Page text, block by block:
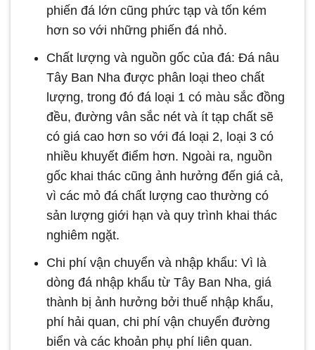
phiến đá lớn cũng phức tạp và tốn kém
hơn so với những phiến đá nhỏ.
Chất lượng và nguồn gốc của đá: Đá nâu
Tây Ban Nha được phân loại theo chất
lượng, trong đó đá loại 1 có màu sắc đồng
đều, đường vân sắc nét và ít tạp chất sẽ
có giá cao hơn so với đá loại 2, loại 3 có
nhiều khuyết điểm hơn. Ngoài ra, nguồn
gốc khai thác cũng ảnh hưởng đến giá cả,
vì các mỏ đá chất lượng cao thường có
sản lượng giới hạn và quy trình khai thác
nghiêm ngặt.
Chi phí vận chuyển và nhập khẩu: Vì là
dòng đá nhập khẩu từ Tây Ban Nha, giá
thành bị ảnh hưởng bởi thuế nhập khẩu,
phí hải quan, chi phí vận chuyển đường
biển và các khoản phụ phí liên quan.